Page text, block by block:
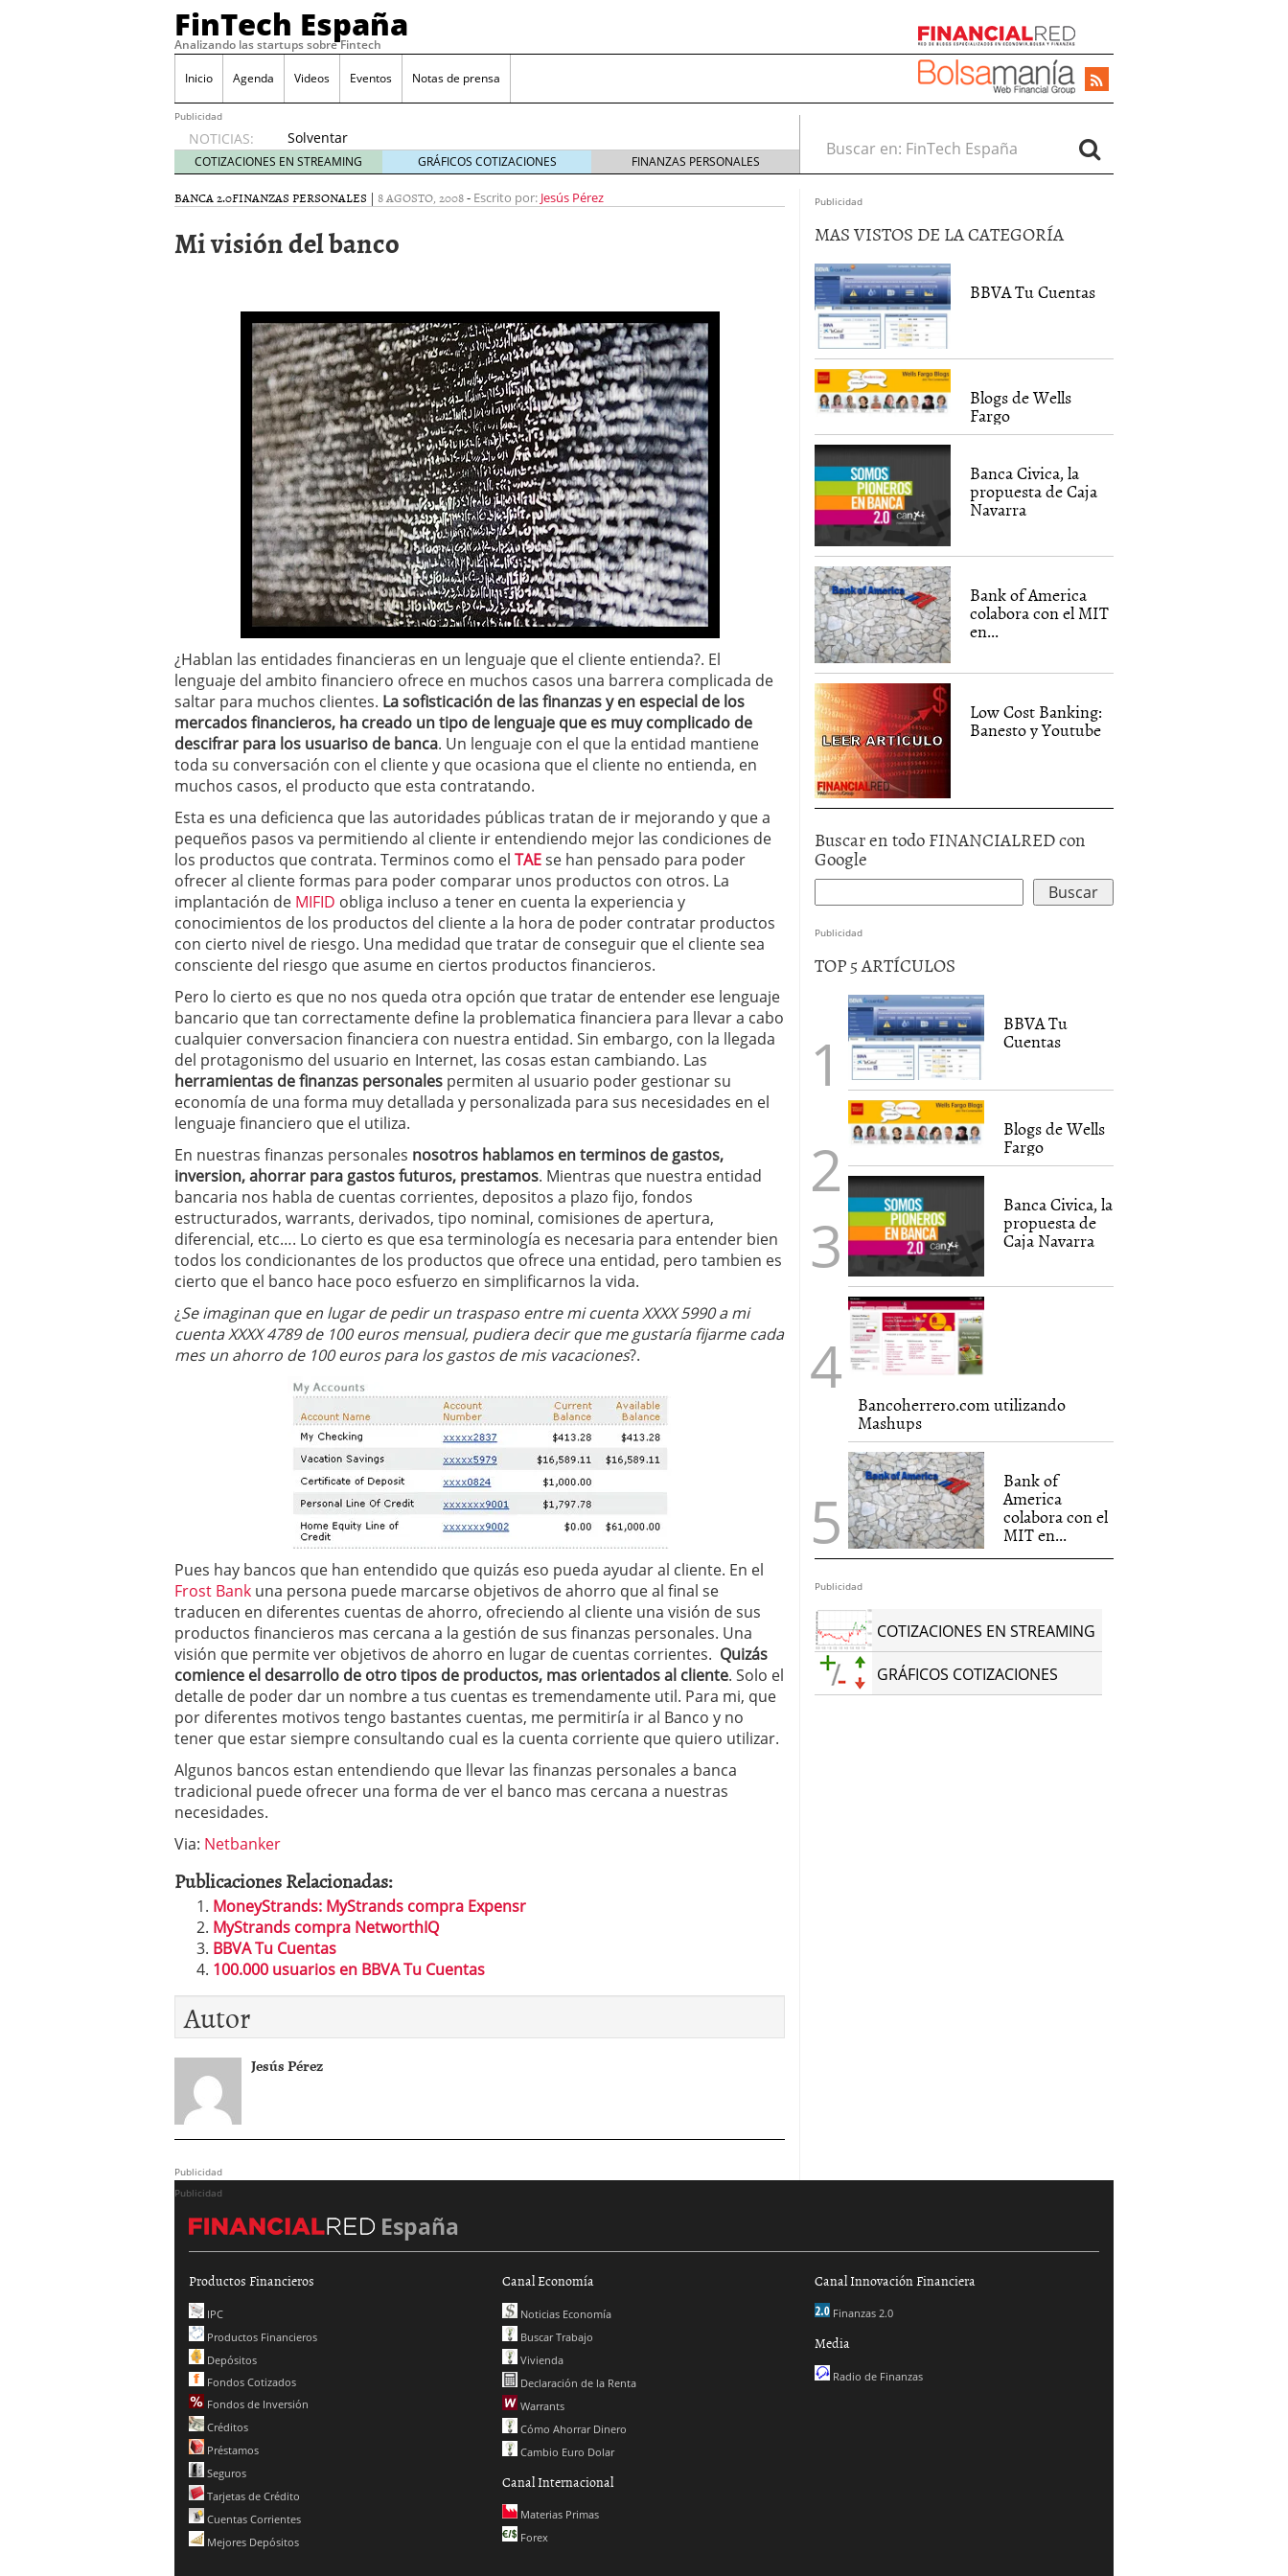
FinTech España
Analizando las startups sobre Fintech
Inicio Agenda Videos Eventos Notas de prensa
Publicidad
NOTICIAS:
Solventar
gastos
inesperados
sin
el
control
The Venture International se buscan empresas que quieran cambiar el
mundo a mejor diciembre 1, 2016
GoCardless recauda €12 millones y amplía su negocio en los Países Bajos,
España y Suecia marzo 28, 2016
Acuerdo de FORO FINSPAIN y la Asociación Española de Fintech & Insurtech
marzo 2, 2016
Nace la Asociación Española de Fintech e Insurtech febrero 25, 2016
COTIZACIONES EN STREAMING GRÁFICOS COTIZACIONES FINANZAS PERSONALES
Buscar en:
BANCA 2.0FINANZAS PERSONALES | 8 AGOSTO, 2008- Escrito por: Jesús Pérez
Mi visión del banco
¿Hablan las entidades financieras en un lenguaje que el cliente entienda?. El
lenguaje del ambito financiero ofrece en muchos casos una barrera complicada de
saltar para muchos clientes. La sofisticación de las finanzas y en especial de los
mercados financieros, ha creado un tipo de lenguaje que es muy complicado de
descifrar para los usuariso de banca. Un lenguaje con el que la entidad mantiene
toda su conversación con el cliente y que ocasiona que el cliente no entienda, en
muchos casos, el producto que esta contratando.
Esta es una deficienca que las autoridades públicas tratan de ir mejorando y que a
pequeños pasos va permitiendo al cliente ir entendiendo mejor las condiciones de
los productos que contrata. Terminos como el TAEse han pensado para poder
ofrecer al cliente formas para poder comparar unos productos con otros. La
implantación de MIFID obliga incluso a tener en cuenta la experiencia y
conocimientos de los productos del cliente a la hora de poder contratar productos
con cierto nivel de riesgo. Una medidad que tratar de conseguir que el cliente sea
consciente del riesgo que asume en ciertos productos financieros.
Pero lo cierto es que no nos queda otra opción que tratar de entender ese lenguaje
bancario que tan correctamente define la problematica financiera para llevar a cabo
cualquier conversacion financiera con nuestra entidad. Sin embargo, con la llegada
del protagonismo del usuario en Internet, las cosas estan cambiando. Las
herramientas de finanzas personales permiten al usuario poder gestionar su
economía de una forma muy detallada y personalizada para sus necesidades en el
lenguaje financiero que el utiliza.
En nuestras finanzas personales nosotros hablamos en terminos de gastos,
inversion, ahorrar para gastos futuros, prestamos. Mientras que nuestra entidad
bancaria nos habla de cuentas corrientes, depositos a plazo fijo, fondos
estructurados, warrants, derivados, tipo nominal, comisiones de apertura,
diferencial, etc…. Lo cierto es que esa terminología es necesaria para entender bien
todos los condicionantes de los productos que ofrece una entidad, pero tambien es
cierto que el banco hace poco esfuerzo en simplificarnos la vida.
¿Se imaginan que en lugar de pedir un traspaso entre mi cuenta XXXX 5990 a mi
cuenta XXXX 4789 de 100 euros mensual, pudiera decir que me gustaría fijarme cada
mes un ahorro de 100 euros para los gastos de mis vacaciones?.
Pues hay bancos que han entendido que quizás eso pueda ayudar al cliente. En el
Frost Bank una persona puede marcarse objetivos de ahorro que al final se
traducen en diferentes cuentas de ahorro, ofreciendo al cliente una visión de sus
productos financieros mas cercana a la gestión de sus finanzas personales. Una
visión que permite ver objetivos de ahorro en lugar de cuentas corrientes. Quizás
comience el desarrollo de otro tipos de productos, mas orientados al cliente. Solo el
detalle de poder dar un nombre a tus cuentas es tremendamente util. Para mi, que
por diferentes motivos tengo bastantes cuentas, me permitiría ir al Banco y no
tener que estar siempre consultando cual es la cuenta corriente que quiero utilizar.
Algunos bancos estan entendiendo que llevar las finanzas personales a banca
tradicional puede ofrecer una forma de ver el banco mas cercana a nuestras
necesidades.
Via: Netbanker
Publicaciones Relacionadas:
MoneyStrands: MyStrands compra Expensr
MyStrands compra NetworthIQ
BBVA Tu Cuentas
100.000 usuarios en BBVA Tu Cuentas
Autor
Jesús Pérez
Publicidad
Publicidad
MAS VISTOS DE LA CATEGORÍA
BBVA Tu Cuentas
Blogs de Wells
Fargo
Banca Civica, la
propuesta de Caja
Navarra
Bank of America
colabora con el MIT
en...
Low Cost Banking:
Banesto y Youtube
Buscar en todo FINANCIALRED con
Google
Publicidad
TOP 5 ARTÍCULOS
BBVA Tu
Cuentas
Blogs de Wells
Fargo
Banca Civica, la
propuesta de
Caja Navarra
Bancoherrero.com utilizando
Mashups
Bank of
America
colabora con el
MIT en...
Publicidad
COTIZACIONES EN STREAMING
GRÁFICOS COTIZACIONES
Publicidad
España
Productos Financieros
IPC
Productos Financieros
Depósitos
Fondos Cotizados
Fondos de Inversión
Créditos
Préstamos
Seguros
Tarjetas de Crédito
Cuentas Corrientes
Mejores Depósitos
Canal Economía
Noticias Economía
Buscar Trabajo
Vivienda
Declaración de la Renta
Warrants
Cómo Ahorrar Dinero
Cambio Euro Dolar
Canal Internacional
Materias Primas
Forex
Canal Innovación Financiera
Finanzas 2.0
Media
Radio de Finanzas